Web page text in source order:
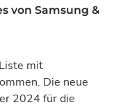
von Samsung &
mit
Die neue
2024 für die